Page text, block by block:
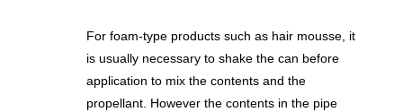
For foam-type products such as hair mousse, it
is usually necessary to shake the can before
application to mix the contents and the
propellant. However the contents in the pipe